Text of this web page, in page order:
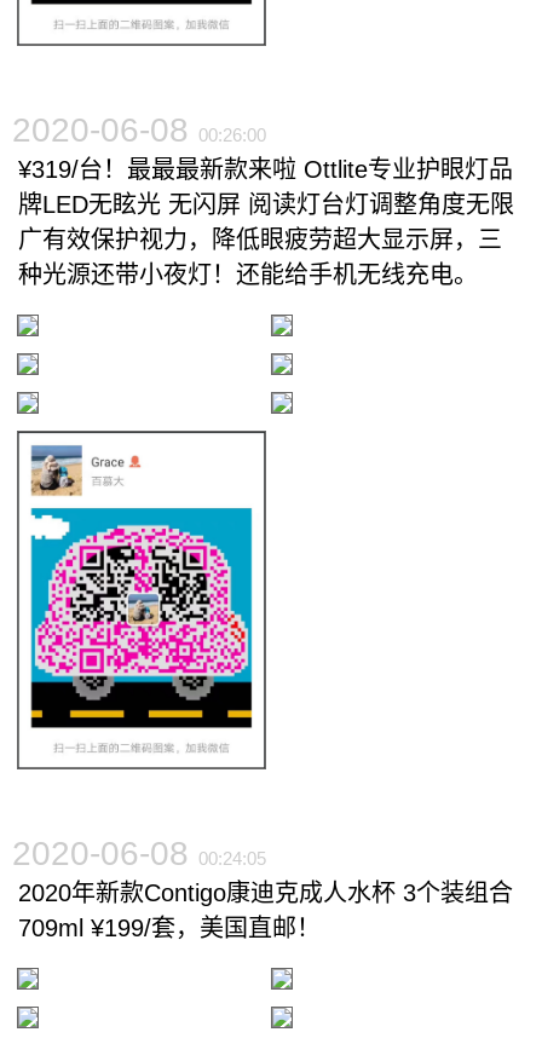
2020-06-08 00:26:00
¥319/台！最最最新款来啦 Ottlite专业护眼灯品
牌LED无眩光 无闪屏 阅读灯台灯调整角度无限
广有效保护视力，降低眼疲劳超大显示屏，三
种光源还带小夜灯！还能给手机无线充电。
2020-06-08 00:24:05
2020年新款Contigo康迪克成人水杯 3个装组合
709ml ¥199/套，美国直邮！